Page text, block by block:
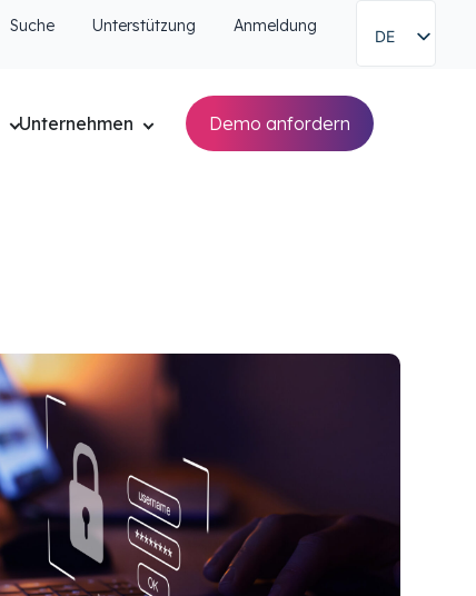
Suche Unterstützung Anmeldung DE
Unternehmen Demo anfordern